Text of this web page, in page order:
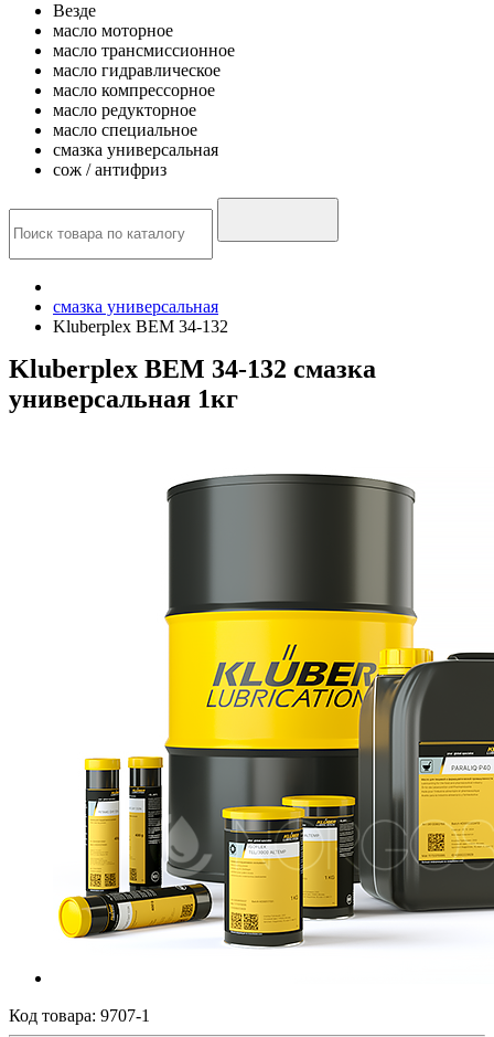
Везде
масло моторное
масло трансмиссионное
масло гидравлическое
масло компрессорное
масло редукторное
масло специальное
смазка универсальная
сож / антифриз
смазка универсальная
Kluberplex BEM 34-132
Kluberplex BEM 34-132 смазка
универсальная 1кг
Код товара: 9707-1